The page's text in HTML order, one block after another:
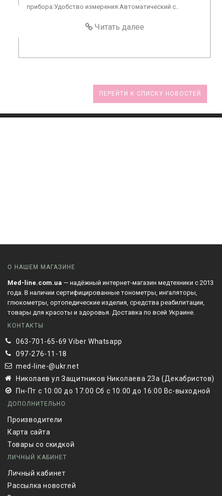
прибора:Удобство измерения:Автоматический с..
Читать далее
ПЕРЕЙТИ К СПИСКУ НОВОСТЕЙ
О НАШЕМ МАГАЗИНЕ
Med-line.com.ua — надёжный интернет-магазин медтехники с 2013
года. В наличии сертифицированные тонометры, ингаляторы,
глюкометры, ортопедические изделия, средства реабилитации,
товары для красоты и здоровья. Доставка по всей Украине.
КОНТАКТЫ
063-701-65-69 Viber Whatsapp
097-276-11-18
med-line-@ukr.net
Николаев ул Защитников Николаева 23а (Декабристов)
Пн-Пт с 10:00 до 17:00 Сб с 10:00 до 16:00 Вс-выходной
ДОПОЛНИТЕЛЬНО
Производители
Карта сайта
Товары со скидкой
ЛИЧНЫЙ КАБИНЕТ
Личный кабинет
Рассылка новостей